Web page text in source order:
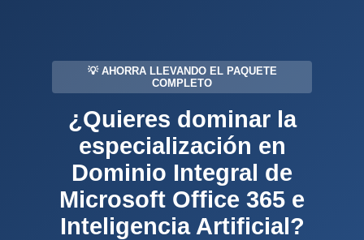
💡 AHORRA LLEVANDO EL PAQUETE
COMPLETO
¿Quieres dominar la
especialización en
Dominio Integral de
Microsoft Office 365 e
Inteligencia Artificial?